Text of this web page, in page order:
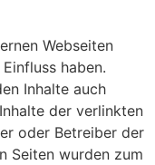
Webseiten
haben.
Inhalte auch
der verlinkten
oder Betreiber der
Seiten wurden zum